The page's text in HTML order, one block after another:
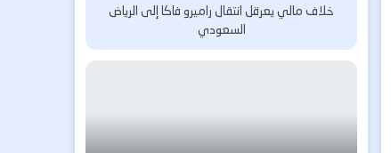
خلاف مالي يعرقل انتقال راميرو فاكا إلى الرياض
السعودي